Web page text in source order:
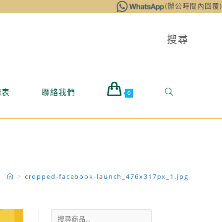
(辦公時間內回覆)
搜尋
聯絡我們 0
> cropped-facebook-launch_476x317px_1.jpg